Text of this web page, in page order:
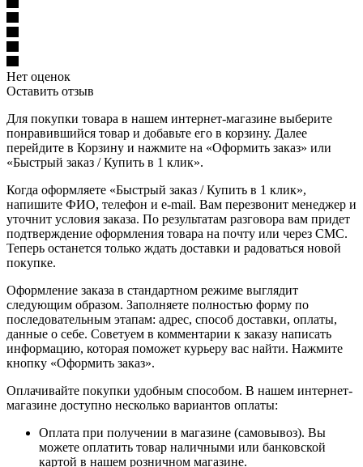
Нет оценок
Оставить отзыв
Для покупки товара в нашем интернет-магазине выберите
понравившийся товар и добавьте его в корзину. Далее
перейдите в Корзину и нажмите на «Оформить заказ» или
«Быстрый заказ / Купить в 1 клик».
Когда оформляете «Быстрый заказ / Купить в 1 клик»,
напишите ФИО, телефон и e-mail. Вам перезвонит менеджер и
уточнит условия заказа. По результатам разговора вам придет
подтверждение оформления товара на почту или через СМС.
Теперь останется только ждать доставки и радоваться новой
покупке.
Оформление заказа в стандартном режиме выглядит
следующим образом. Заполняете полностью форму по
последовательным этапам: адрес, способ доставки, оплаты,
данные о себе. Советуем в комментарии к заказу написать
информацию, которая поможет курьеру вас найти. Нажмите
кнопку «Оформить заказ».
Оплачивайте покупки удобным способом. В нашем интернет-
магазине доступно несколько вариантов оплаты:
Оплата при получении в магазине (самовывоз). Вы
можете оплатить товар наличными или банковской
картой в нашем розничном магазине.